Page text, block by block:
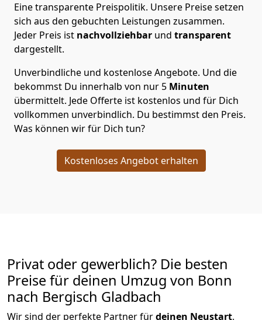
Eine transparente Preispolitik. Unsere Preise setzen
sich aus den gebuchten Leistungen zusammen.
Jeder Preis ist nachvollziehbar und transparent
dargestellt.
Unverbindliche und kostenlose Angebote. Und die
bekommst Du innerhalb von nur 5 Minuten
übermittelt. Jede Offerte ist kostenlos und für Dich
vollkommen unverbindlich. Du bestimmst den Preis.
Was können wir für Dich tun?
Kostenloses Angebot erhalten
Privat oder gewerblich? Die besten
Preise für deinen Umzug von Bonn
nach Bergisch Gladbach
Wir sind der perfekte Partner fürdeinen Neustart.